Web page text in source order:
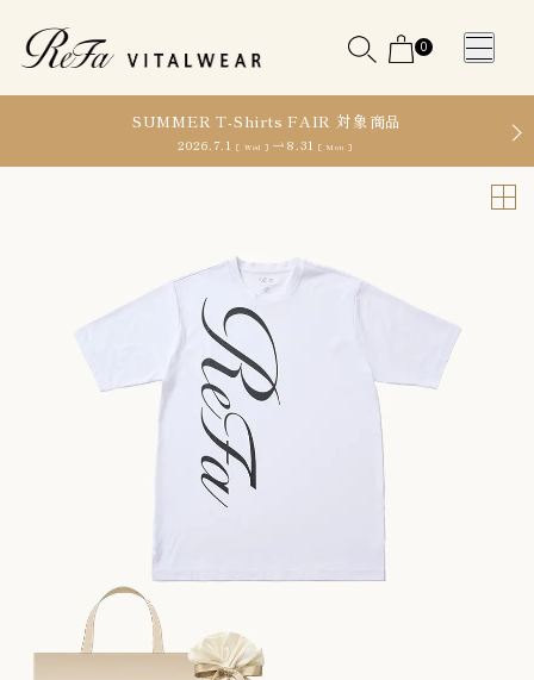
0
全ての商
サリー
メディ
カル
全ての商
サリー
メディ
カル
SUMMER T-Shirts FAIR 対象商品
2026.7.1 ［ Wed ］ 8.31 ［ Mon ］